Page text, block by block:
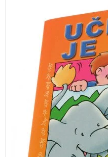
pisati črke. Primeren je